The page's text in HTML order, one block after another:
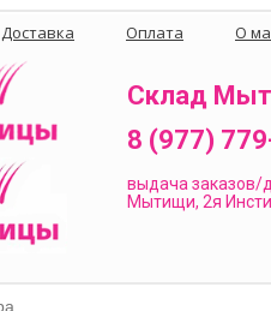
Доставка Оплата О
Склад
8 (977)
выдача заказов/
Мытищи, 2я